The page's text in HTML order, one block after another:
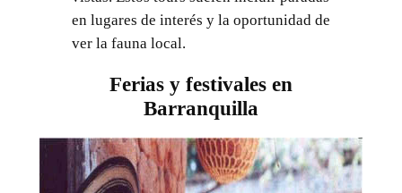
en lugares de interés y la oportunidad de
ver la fauna local.
Ferias y festivales en
Barranquilla